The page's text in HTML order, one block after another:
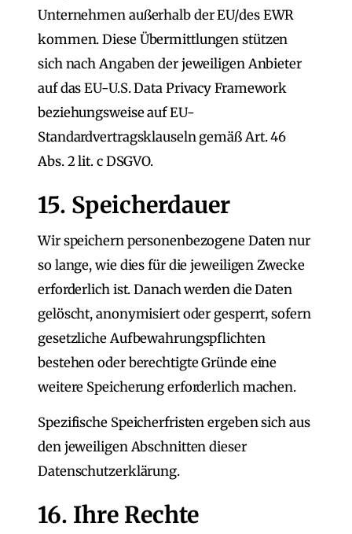
Unternehmen außerhalb der EU/des EWR
kommen. Diese Übermittlungen stützen
sich nach Angaben der jeweiligen Anbieter
auf das EU-U.S. Data Privacy Framework
beziehungsweise auf EU-
Standardvertragsklauseln gemäß Art. 46
Abs. 2 lit. c DSGVO.
15. Speicherdauer
Wir speichern personenbezogene Daten nur
so lange, wie dies für die jeweiligen Zwecke
erforderlich ist. Danach werden die Daten
gelöscht, anonymisiert oder gesperrt, sofern
gesetzliche Aufbewahrungspflichten
bestehen oder berechtigte Gründe eine
weitere Speicherung erforderlich machen.
Spezifische Speicherfristen ergeben sich aus
den jeweiligen Abschnitten dieser
Datenschutzerklärung.
16. Ihre Rechte